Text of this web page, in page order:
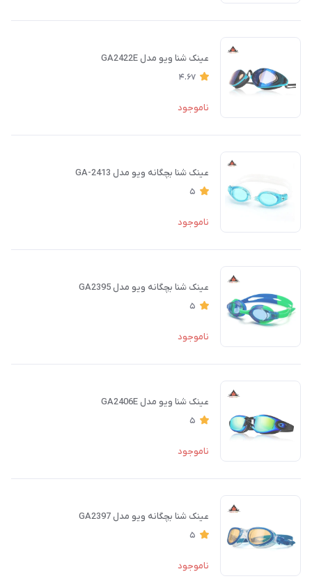
عینک شنا ویو مدل GA2422E
4.67
ناموجود
عینک شنا بچگانه ویو مدل GA-2413
5
ناموجود
عینک شنا بچگانه ویو مدل GA2395
5
ناموجود
عینک شنا ویو مدل GA2406E
5
ناموجود
عینک شنا بچگانه ویو مدل GA2397
5
ناموجود